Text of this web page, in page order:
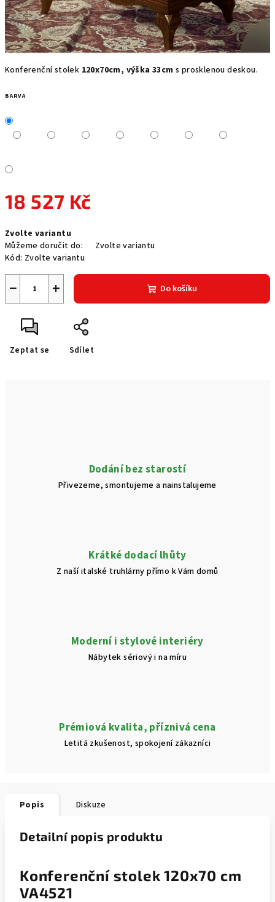
Konferenční stolek 120x70cm, výška 33cms prosklenou deskou.
BARVA
18 527 Kč
cena:
Zvolte variantu
Můžeme doručit do:
Zvolte variantu
Kód: Zvolte variantu
+
− Do košíku
Zeptat se Sdílet
Dodání bez starostí
Přivezeme, smontujeme a nainstalujeme
Krátké dodací lhůty
Z naší italské truhlárny přímo k Vám domů
Moderní i stylové interiéry
Nábytek sériový i na míru
Prémiová kvalita, příznivá cena
Letitá zkušenost, spokojení zákazníci
Popis Diskuze
Detailní popis produktu
Konferenční stolek 120x70 cm
VA4521